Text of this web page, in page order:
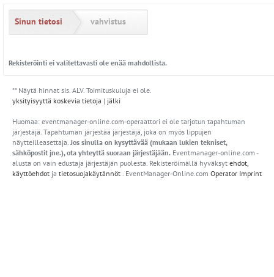
Sinun tietosi vahvistus
Rekisteröinti ei valitettavasti ole enää mahdollista.
** Näytä hinnat sis. ALV. Toimituskuluja ei ole.
yksityisyyttä koskevia tietoja | jälki
Huomaa: eventmanager-online.com-operaattori ei ole tarjotun tapahtuman
järjestäjä. Tapahtuman järjestää järjestäjä, joka on myös lippujen
näytteilleasettaja. Jos sinulla on kysyttävää (mukaan lukien tekniset,
sähköpostit jne.), ota yhteyttä suoraan järjestäjään. Eventmanager-online.com -
alusta on vain edustaja järjestäjän puolesta. Rekisteröimällä hyväksyt ehdot,
käyttöehdot ja tietosuojakäytännöt . EventManager-Online.com Operator Imprint